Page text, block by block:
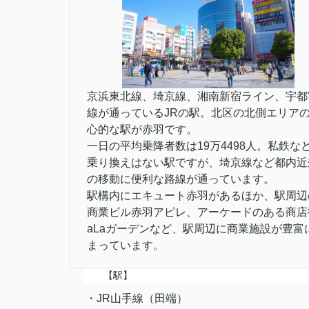
京浜東北線、埼京線、湘南新宿ライン、宇
線が通っているJRの駅。北区の北側エリア
心的な駅が赤羽です。
一日の平均乗降者数は19万4498人。私鉄な
乗り換えはない駅ですが、埼京線など都内
の移動に便利な路線が通っています。
駅構内にエキュート赤羽があるほか、駅周
商業ビル赤羽アピレ、アーケードのある商
aLaガーデンなど、駅周辺に商業施設が豊富
まっています。
【駅】
・JR山手線（田端）